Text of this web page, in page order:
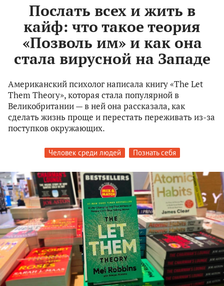
Послать всех и жить в
кайф: что такое теория
«Позволь им» и как она
стала вирусной на Западе
Американский психолог написала книгу «The Let
Them Theory», которая стала популярной в
Великобритании — в ней она рассказала, как
сделать жизнь проще и перестать переживать из-за
поступков окружающих.
Человек среди людей Познать себя